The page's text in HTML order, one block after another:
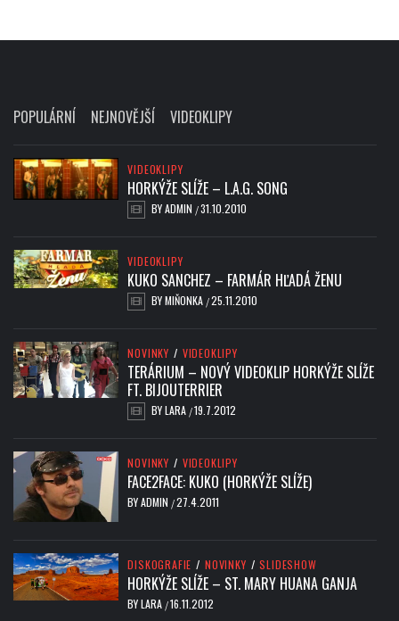
POPULÁRNÍ NEJNOVĚJŠÍ VIDEOKLIPY
VIDEOKLIPY
HORKÝŽE SLÍŽE – L.A.G. SONG
BYADMIN /31.10.2010
VIDEOKLIPY
KUKO SANCHEZ – FARMÁR HĽADÁ ŽENU
BYMIŇONKA /25.11.2010
NOVINKY / VIDEOKLIPY
TERÁRIUM – NOVÝ VIDEOKLIP HORKÝŽE SLÍŽE
FT. BIJOUTERRIER
BYLARA /19.7.2012
NOVINKY / VIDEOKLIPY
FACE2FACE: KUKO (HORKÝŽE SLÍŽE)
BYADMIN /27.4.2011
DISKOGRAFIE / NOVINKY / SLIDESHOW
HORKÝŽE SLÍŽE – ST. MARY HUANA GANJA
BYLARA /16.11.2012